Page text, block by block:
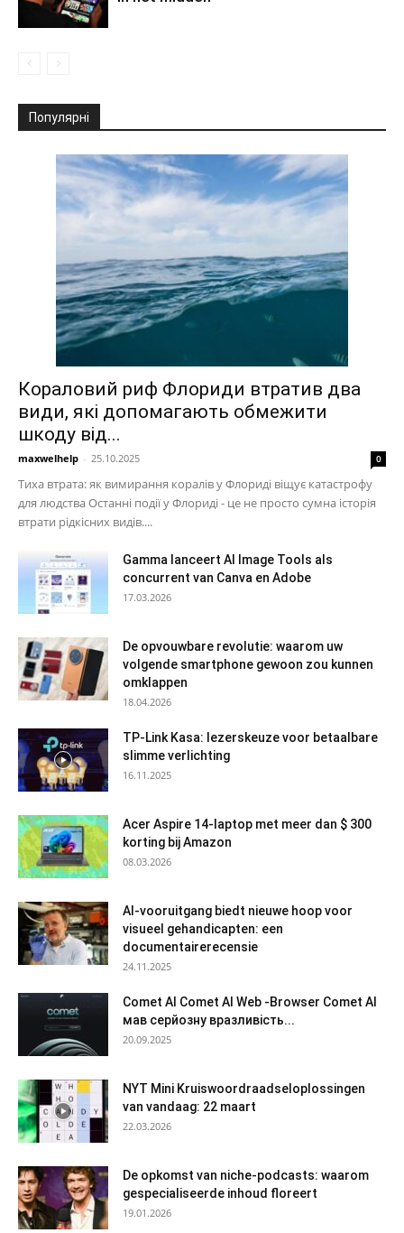
Популярні
Кораловий риф Флориди втратив два
види, які допомагають обмежити
шкоду від...
maxwelhelp - 25.10.2025 0
Тиха втрата: як вимирання коралів у Флориді віщує катастрофу
для людства Останні події у Флориді - це не просто сумна історія
втрати рідкісних видів....
Gamma lanceert AI Image Tools als
concurrent van Canva en Adobe
17.03.2026
De opvouwbare revolutie: waarom uw
volgende smartphone gewoon zou kunnen
omklappen
18.04.2026
TP-Link Kasa: lezerskeuze voor betaalbare
slimme verlichting
16.11.2025
Acer Aspire 14-laptop met meer dan $ 300
korting bij Amazon
08.03.2026
AI-vooruitgang biedt nieuwe hoop voor
visueel gehandicapten: een
documentairerecensie
24.11.2025
Comet AI Comet AI Web -Browser Comet AI
мав серйозну вразливість...
20.09.2025
NYT Mini Kruiswoordraadseloplossingen
van vandaag: 22 maart
22.03.2026
De opkomst van niche-podcasts: waarom
gespecialiseerde inhoud floreert
19.01.2026